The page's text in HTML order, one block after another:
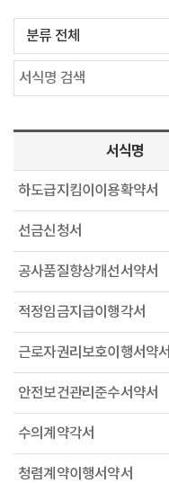
서식명
하도급지킴이이용확약서
선금신청서
공사품질향상개선서약서
적정임금지급이행각서
근로자권리보호이행서약서
안전보건관리준수서약서
수의계약각서
청렴계약이행서약서